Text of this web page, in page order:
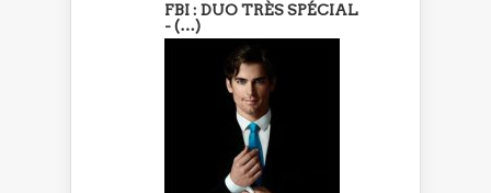
FBI : DUO TRÈS SPÉCIAL
- (…)